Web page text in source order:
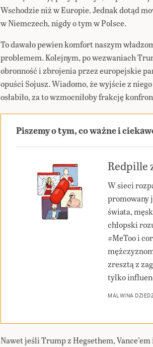
Wschodzie niż w Europie. Jednak dotąd
w Niemczech, nigdy o tym w Polsce.
To dawało pewien komfort naszym
problemem. Kolejnym, po wezwaniach
obronność i zbrojenia przez europejskie
opuści Sojusz. Wiadomo, że wyjście z
osłabiło, za to wzmocniłoby frakcję
Piszemy o tym, co ważne i
Redpille
W sieci
promowany
świata,
chłopski
#MeToo i
zresztą z
tylko
MALWINA
Nawet jeśli Trump z Hegsethem,